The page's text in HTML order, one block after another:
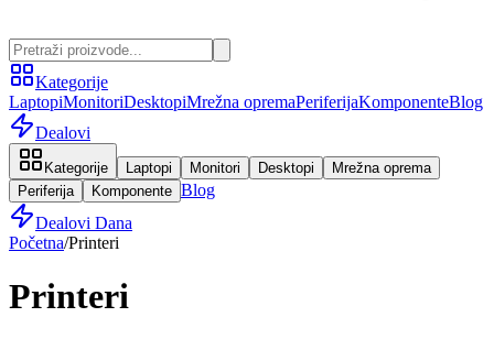
Kategorije
LaptopiMonitoriDesktopiMrežna opremaPeriferijaKomponenteBlog
Dealovi
Kategorije Laptopi Monitori Desktopi
Mrežna oprema
Periferija
Komponente Blog
Dealovi Dana
Početna/Printeri
Printeri